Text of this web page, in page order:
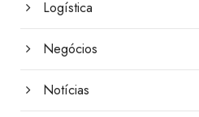
Logística
Negócios
Notícias